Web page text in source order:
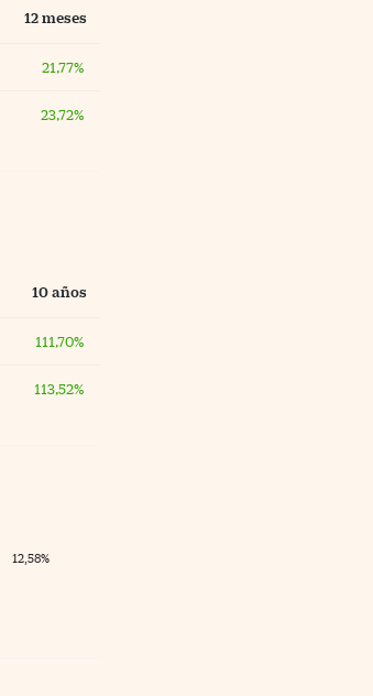
12 meses
21,77%
23,72%
10 años
111,70%
113,52%
12,58%